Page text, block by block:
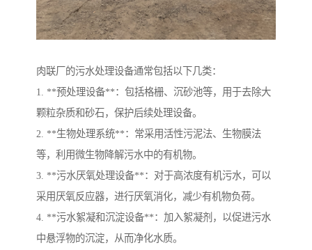
肉联厂的污水处理设备通常包括以下几类：
1. **预处理设备**：包括格栅、沉砂池等，用于去除大
颗粒杂质和砂石，保护后续处理设备。
2. **生物处理系统**：常采用活性污泥法、生物膜法
等，利用微生物降解污水中的有机物。
3. **污水厌氧处理设备**：对于高浓度有机污水，可以
采用厌氧反应器，进行厌氧消化，减少有机物负荷。
4. **污水絮凝和沉淀设备**：加入絮凝剂，以促进污水
中悬浮物的沉淀，从而净化水质。